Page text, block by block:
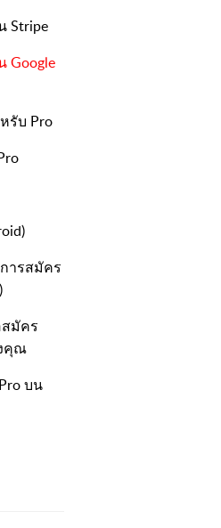
Stripe
Google
รับ Pro
ารสมัคร
มัคร
คุณ
บน